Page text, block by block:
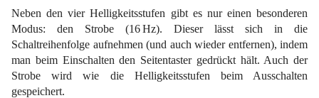
Neben den vier Helligkeitsstufen gibt es nur einen besonderen
Modus: den Strobe (16 Hz). Dieser lässt sich in die
Schaltreihenfolge aufnehmen (und auch wieder entfernen), indem
man beim Einschalten den Seitentaster gedrückt hält. Auch der
Strobe wird wie die Helligkeitsstufen beim Ausschalten
gespeichert.